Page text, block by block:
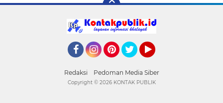
Redaksi Pedoman Media Siber
Copyright © 2026 KONTAK PUBLIK